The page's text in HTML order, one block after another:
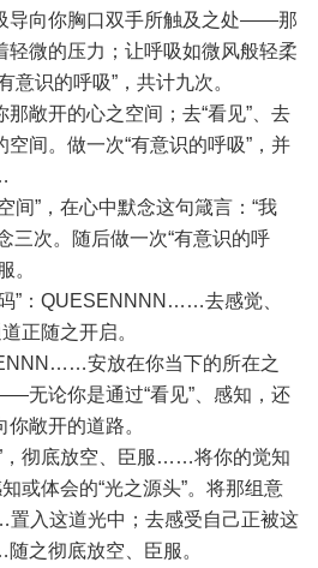
导向你胸口双手所触及之处——那
轻微的压力；让呼吸如微风般轻柔
意识的呼吸”，共计九次。
敞开的心之空间；去“看见”、去
间。做一次“有意识的呼吸”，并
间”，在心中默念这句箴言：“我
三次。随后做一次“有意识的呼
。
”：QUESENNNN……去感觉、
正随之开启。
安放在你当下的所在之
无论你是通过“看见”、感知，还
敞开的道路。
，彻底放空、臣服……将你的觉知
或体会的“光之源头”。将那组意
入这道光中；去感受自己正被这
之彻底放空、臣服。